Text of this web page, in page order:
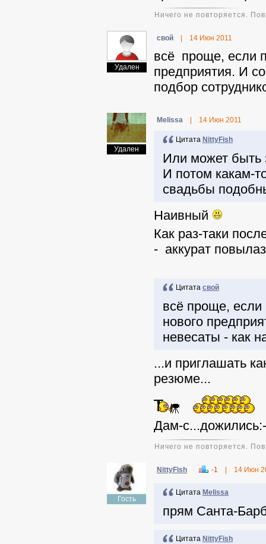
Ничего не повторяется.
Удален
свой 14 Июн 2011
всё проще, если
предприятия. И
подбор
Удален
Melissa 14 Июн 2011
Цитата NittyFish
Или может быть
И потом какам-
свадьбы
Наивный
Как раз-таки
- аккурат
Цитата свой
всё проще, если
нового
невесаты - как
...и приглашать
резюме...
Дам-
Ничего не повторяется.
Гость
NittyFish -1 14 Июн
Цитата Melissa
прям Санта-
Цитата NittyFish